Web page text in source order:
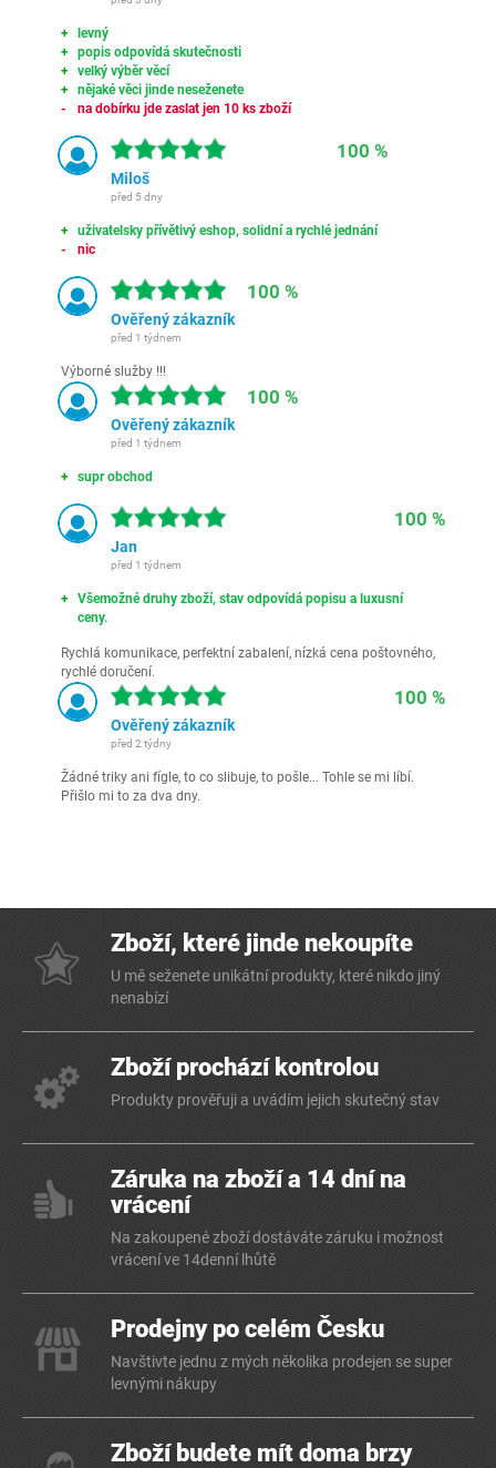
levný
popis odpovídá skutečnosti
velký výběr věcí
nějaké věci jinde neseženete
na dobírku jde zaslat jen 10 ks zboží
100 %
Miloš
před 5 dny
uživatelsky přívětivý eshop, solidní a rychlé jednání
nic
100 %
Ověřený zákazník
před 1 týdnem
Výborné služby !!!
100 %
Ověřený zákazník
před 1 týdnem
supr obchod
100 %
Jan
před 1 týdnem
Všemožné druhy zboží, stav odpovídá popisu a luxusní
ceny.
Rychlá komunikace, perfektní zabalení, nízká cena poštovného,
rychlé doručení.
100 %
Ověřený zákazník
před 2 týdny
Žádné triky ani fígle, to co slibuje, to pošle... Tohle se mi líbí.
Přišlo mi to za dva dny.
Zboží, které jinde nekoupíte
U mě seženete unikátní produkty, které nikdo jiný
nenabízí
Zboží prochází kontrolou
Produkty prověřuji a uvádím jejich skutečný stav
Záruka na zboží a 14 dní na
vrácení
Na zakoupené zboží dostáváte záruku i možnost
vrácení ve 14denní lhůtě
Prodejny po celém Česku
Navštivte jednu z mých několika prodejen se super
levnými nákupy
Zboží budete mít doma brzy